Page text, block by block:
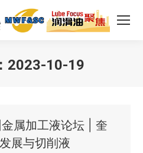
2023-10-19
金属加工液论坛 | 奎
展与切削液